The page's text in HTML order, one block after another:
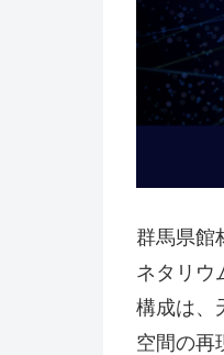
群馬県館
ネタリウ
構成は、
空間の再